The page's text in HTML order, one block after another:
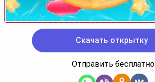
Скачать открытку
Отправить бесплатно